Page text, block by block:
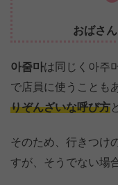
おばさ
아줌마は同じく아주
で店員に使うことも
りぞんざいな呼び方
そのため、行きつけ
すが、そうでない場